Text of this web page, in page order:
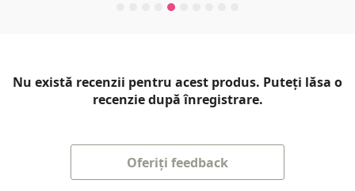
Nu există recenzii pentru acest produs. Puteți lăsa o
recenzie după înregistrare.
Oferiți feedback